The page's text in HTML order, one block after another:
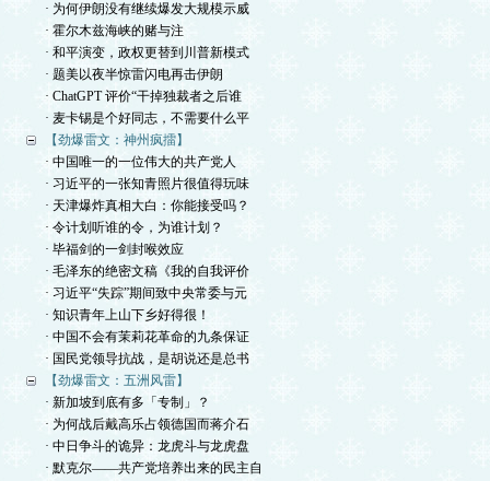
· 为何伊朗没有继续爆发大规模示威
· 霍尔木兹海峡的赌与注
· 和平演变，政权更替到川普新模式
· 题美以夜半惊雷闪电再击伊朗
· ChatGPT 评价“干掉独裁者之后谁
· 麦卡锡是个好同志，不需要什么平
【劲爆雷文：神州疯擂】
· 中国唯一的一位伟大的共产党人
· 习近平的一张知青照片很值得玩味
· 天津爆炸真相大白：你能接受吗？
· 令计划听谁的令，为谁计划？
· 毕福剑的一剑封喉效应
· 毛泽东的绝密文稿《我的自我评价
· 习近平“失踪”期间致中央常委与元
· 知识青年上山下乡好得很！
· 中国不会有茉莉花革命的九条保证
· 国民党领导抗战，是胡说还是总书
【劲爆雷文：五洲风雷】
· 新加坡到底有多「专制」？
· 为何战后戴高乐占领德国而蒋介石
· 中日争斗的诡异：龙虎斗与龙虎盘
· 默克尔——共产党培养出来的民主自